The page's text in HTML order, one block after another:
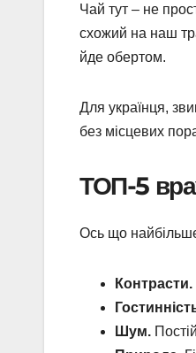
Чай тут – не
схожий на наш
йде обертом.
Для українця,
без місцевих
ТОП-5
Ось що
Контрасти.
Шум.